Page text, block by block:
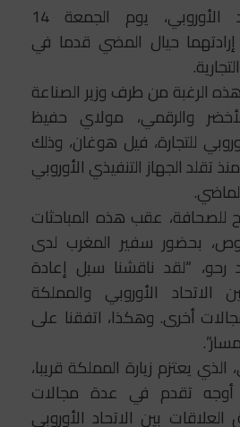
أكد المغرب والاتحاد الأوروبي، يوم الجمعة 14
إرادتهما حيال المضي قدما في
الرغبة من طرف وزير الصناعة
والرقمي، مولاي حفيظ
للتجارة، فيل هوغان، وذلك
تقلد الجهاز التنفيذي الأوروبي
عقب هذه المباحثات
بحضور سفير المغرب لدى
رحو، “لقد ناقشنا سبل إعادة
الاتحاد الأوروبي والمملكة
أخرى. وهكذا، اتفقنا على
يعتزم زيارة المملكة قريبا،
أوجه تقدم في عدة مجالات
بين الاتحاد الأوروبي